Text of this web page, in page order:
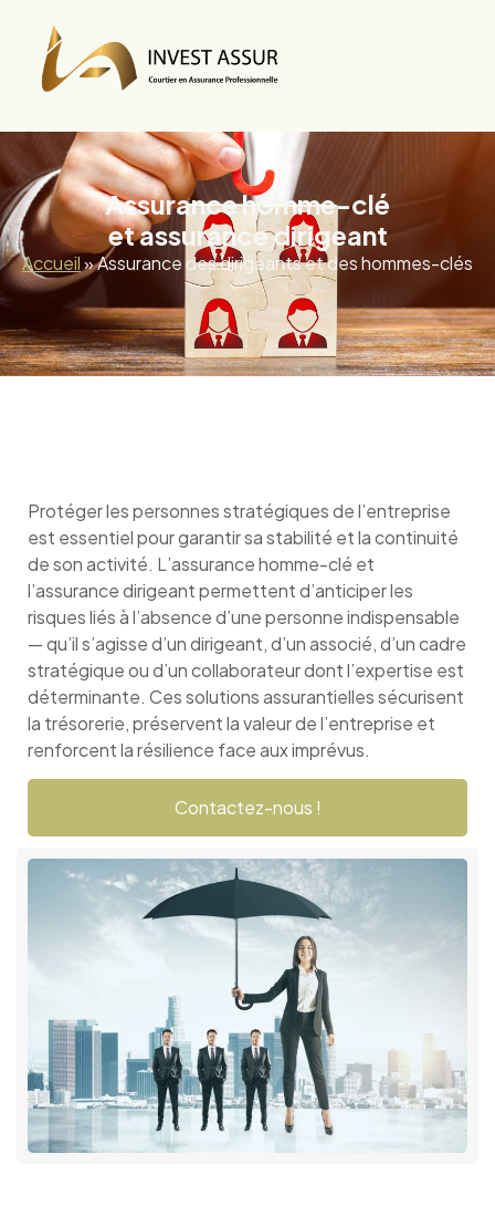
Assurance homme-clé
et assurance dirigeant
Accueil»Assurance des dirigeants et des hommes-clés
Protéger les personnes stratégiques de l’entreprise
est essentiel pour garantir sa stabilité et la continuité
de son activité. L’assurance homme-clé et
l’assurance dirigeant permettent d’anticiper les
risques liés à l’absence d’une personne indispensable
— qu’il s’agisse d’un dirigeant, d’un associé, d’un cadre
stratégique ou d’un collaborateur dont l’expertise est
déterminante. Ces solutions assurantielles sécurisent
la trésorerie, préservent la valeur de l’entreprise et
renforcent la résilience face aux imprévus.
Contactez-nous !